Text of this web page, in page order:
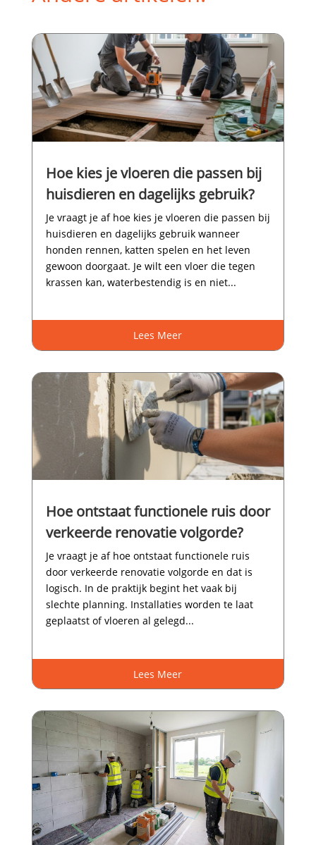
Hoe kies je vloeren die passen bij
huisdieren en dagelijks gebruik?
Je vraagt je af hoe kies je vloeren die passen bij
huisdieren en dagelijks gebruik wanneer
honden rennen, katten spelen en het leven
gewoon doorgaat.​ Je wilt een vloer die tegen
krassen kan, waterbestendig is en niet...
Lees Meer
Hoe ontstaat functionele ruis door
verkeerde renovatie volgorde?
Je vraagt je af hoe ontstaat functionele ruis
door verkeerde renovatie volgorde en dat is
logisch.​ In de praktijk begint het vaak bij
slechte planning.​ Installaties worden te laat
geplaatst of vloeren al gelegd...
Lees Meer